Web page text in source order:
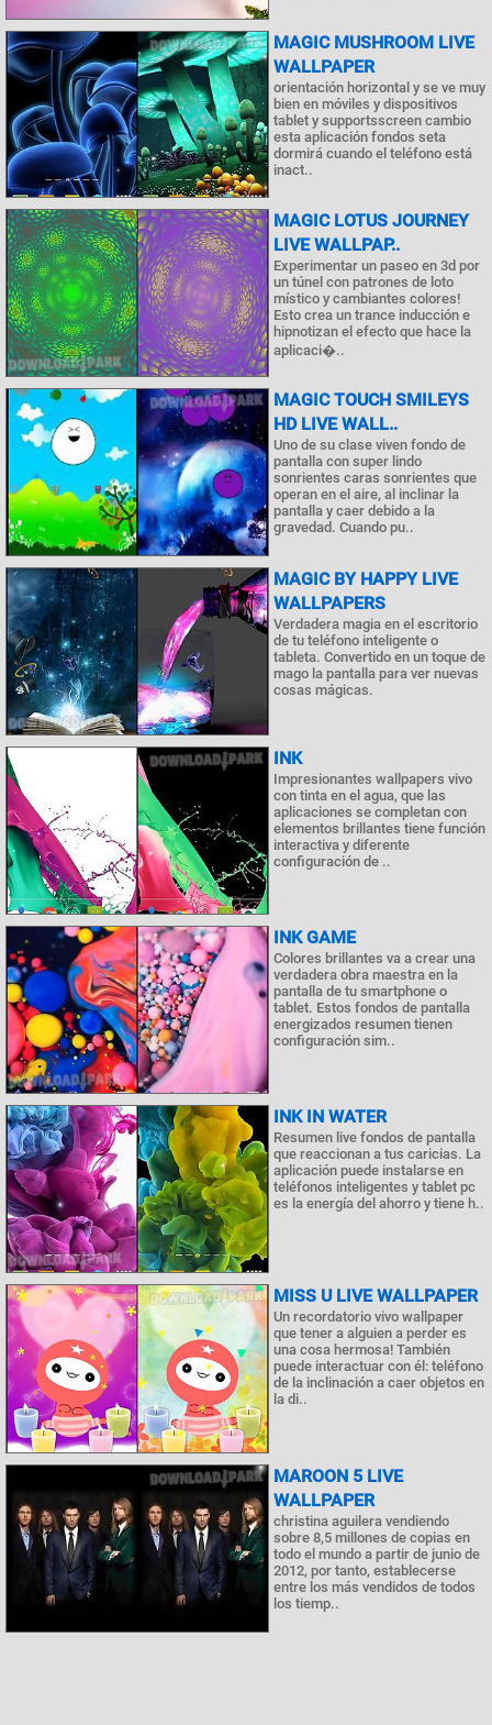
MAGIC MUSHROOM LIVE
WALLPAPER
orientación horizontal y se ve muy
bien en móviles y dispositivos
tablet y supportsscreen cambio
esta aplicación fondos seta
dormirá cuando el teléfono está
inact..
MAGIC LOTUS JOURNEY
LIVE WALLPAP..
Experimentar un paseo en 3d por
un túnel con patrones de loto
místico y cambiantes colores!
Esto crea un trance inducción e
hipnotizan el efecto que hace la
aplicaci�..
MAGIC TOUCH SMILEYS
HD LIVE WALL..
Uno de su clase viven fondo de
pantalla con super lindo
sonrientes caras sonrientes que
operan en el aire, al inclinar la
pantalla y caer debido a la
gravedad. Cuando pu..
MAGIC BY HAPPY LIVE
WALLPAPERS
Verdadera magia en el escritorio
de tu teléfono inteligente o
tableta. Convertido en un toque de
mago la pantalla para ver nuevas
cosas mágicas.
INK
Impresionantes wallpapers vivo
con tinta en el agua, que las
aplicaciones se completan con
elementos brillantes tiene función
interactiva y diferente
configuración de ..
INK GAME
Colores brillantes va a crear una
verdadera obra maestra en la
pantalla de tu smartphone o
tablet. Estos fondos de pantalla
energizados resumen tienen
configuración sim..
INK IN WATER
Resumen live fondos de pantalla
que reaccionan a tus caricias. La
aplicación puede instalarse en
teléfonos inteligentes y tablet pc
es la energía del ahorro y tiene h..
MISS U LIVE WALLPAPER
Un recordatorio vivo wallpaper
que tener a alguien a perder es
una cosa hermosa! También
puede interactuar con él: teléfono
de la inclinación a caer objetos en
la di..
MAROON 5 LIVE
WALLPAPER
christina aguilera vendiendo
sobre 8,5 millones de copias en
todo el mundo a partir de junio de
2012, por tanto, establecerse
entre los más vendidos de todos
los tiemp..